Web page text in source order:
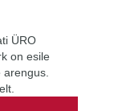
ÜRO
on esile
arengus.